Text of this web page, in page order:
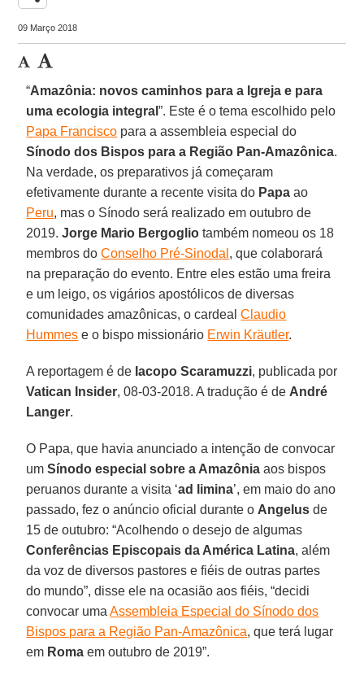
09 Março 2018
“Amazônia: novos caminhos para a Igreja e para
uma ecologia integral”. Este é o tema escolhido pelo
Papa Francisco para a assembleia especial do
Sínodo dos Bispos para a Região Pan-Amazônica.
Na verdade, os preparativos já começaram
efetivamente durante a recente visita do Papa ao
Peru, mas o Sínodo será realizado em outubro de
2019.Jorge Mario Bergoglio também nomeou os 18
membros doConselho Pré-Sinodal , que colaborará
na preparação do evento. Entre eles estão uma freira
e um leigo, os vigários apostólicos de diversas
comunidades amazônicas, o cardealClaudio
Hummes e o bispo missionário Erwin Kräutler.
A reportagem é de Iacopo Scaramuzzi, publicada por
Vatican Insider, 08-03-2018. A tradução é de André
Langer.
O Papa, que havia anunciado a intenção de convocar
umSínodo especial sobre a Amazônia aos bispos
peruanos durante a visita ‘ad limina’, em maio do ano
passado, fez o anúncio oficial durante o Angelus de
15 de outubro: “Acolhendo o desejo de algumas
Conferências Episcopais da América Latina, além
da voz de diversos pastores e fiéis de outras partes
do mundo”, disse ele na ocasião aos fiéis, “decidi
convocar umaAssembleia Especial do Sínodo dos
Bispos para a Região Pan-Amazônica, que terá lugar
em Roma em outubro de 2019”.